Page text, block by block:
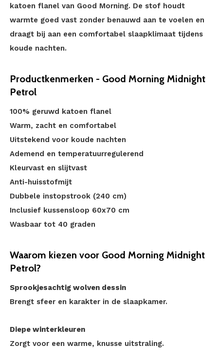
katoen flanel van Good Morning. De stof houdt
warmte goed vast zonder benauwd aan te voelen en
draagt bij aan een comfortabel slaapklimaat tijdens
koude nachten.
Productkenmerken - Good Morning Midnight
Petrol
100% geruwd katoen flanel
Warm, zacht en comfortabel
Uitstekend voor koude nachten
Ademend en temperatuurregulerend
Kleurvast en slijtvast
Anti-huisstofmijt
Dubbele instopstrook (240 cm)
Inclusief kussensloop 60x70 cm
Wasbaar tot 40 graden
Waarom kiezen voor Good Morning Midnight
Petrol?
Sprookjesachtig wolven dessin
Brengt sfeer en karakter in de slaapkamer.
Diepe winterkleuren
Zorgt voor een warme, knusse uitstraling.